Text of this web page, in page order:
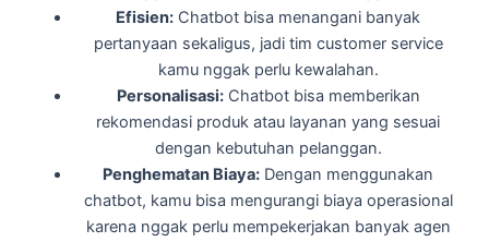
Efisien: Chatbot bisa menangani banyak
pertanyaan sekaligus, jadi tim customer service
kamu nggak perlu kewalahan.
Personalisasi:Chatbot bisa memberikan
rekomendasi produk atau layanan yang sesuai
dengan kebutuhan pelanggan.
Penghematan Biaya: Dengan menggunakan
chatbot, kamu bisa mengurangi biaya operasional
karena nggak perlu mempekerjakan banyak agen